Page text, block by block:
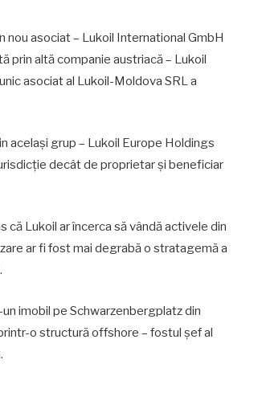
nou asociat – Lukoil International GmbH
prin altă companie austriacă – Lukoil
asociat al Lukoil-Moldova SRL a
același grup – Lukoil Europe Holdings
decât de proprietar şi beneficiar
că Lukoil ar încerca să vândă activele din
ar fi fost mai degrabă o stratagemă a
imobil pe Schwarzenbergplatz din
o structură offshore – fostul șef al